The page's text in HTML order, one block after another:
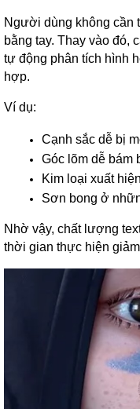
Người dùng không cần
bằng tay. Thay vào đó,
tự động phân tích hình
hợp.
Ví dụ:
Cạnh sắc dễ bị
Góc lõm dễ bám
Kim loại xuất
Sơn bong ở
Nhờ vậy, chất lượng
thời gian thực hiện